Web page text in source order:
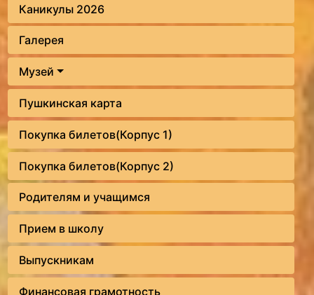
Каникулы 2026
Галерея
Музей
Пушкинская карта
Покупка билетов(Корпус 1)
Покупка билетов(Корпус 2)
Родителям и учащимся
Прием в школу
Выпускникам
Финансовая грамотность